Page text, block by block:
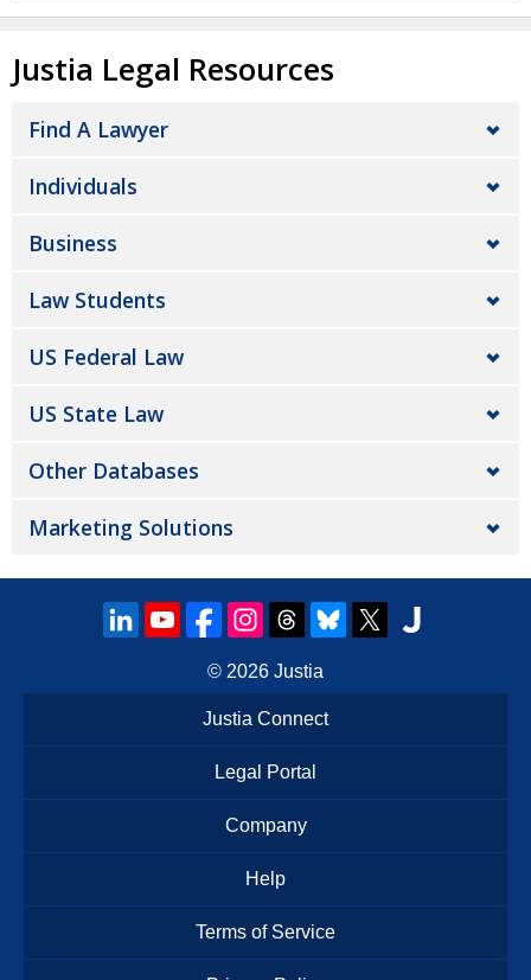
Justia Legal Resources
Find A Lawyer
Individuals
Business
Law Students
US Federal Law
US State Law
Other Databases
Marketing Solutions
© 2026 Justia
Justia Connect
Legal Portal
Company
Help
Terms of Service